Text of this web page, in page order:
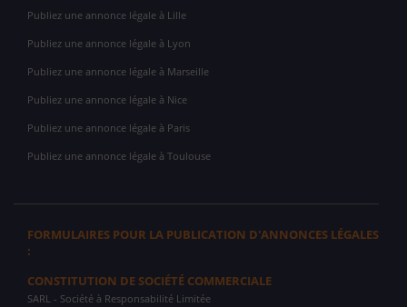
Publiez une annonce légale à Lille
Publiez une annonce légale à Lyon
Publiez une annonce légale à Marseille
Publiez une annonce légale à Nice
Publiez une annonce légale à Paris
Publiez une annonce légale à Toulouse
FORMULAIRES POUR LA PUBLICATION D'ANNONCES LÉGALES
:
CONSTITUTION DE SOCIÉTÉ COMMERCIALE
SARL - Société à Responsabilité Limitée